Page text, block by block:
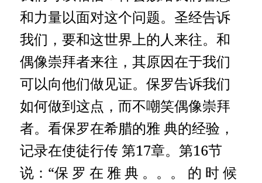
和力量以面对这个问题。圣经告诉
我们，要和这世界上的人来往。和
偶像崇拜者来往，其原因在于我们
可以向他们做见证。保罗告诉我们
如何做到这点，而不嘲笑偶像崇拜
者。看保罗在希腊的雅 典的经验，
记录在使徒行传 第17章。第16节
说：“保 罗 在 雅 典 。。。 的 时 候